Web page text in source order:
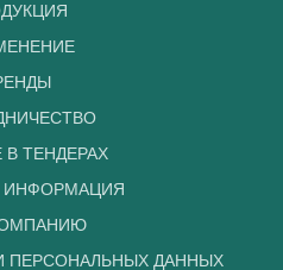
В ТЕНДЕРАХ
ИНФОРМАЦИЯ
ПЕРСОНАЛЬНЫХ ДАННЫХ